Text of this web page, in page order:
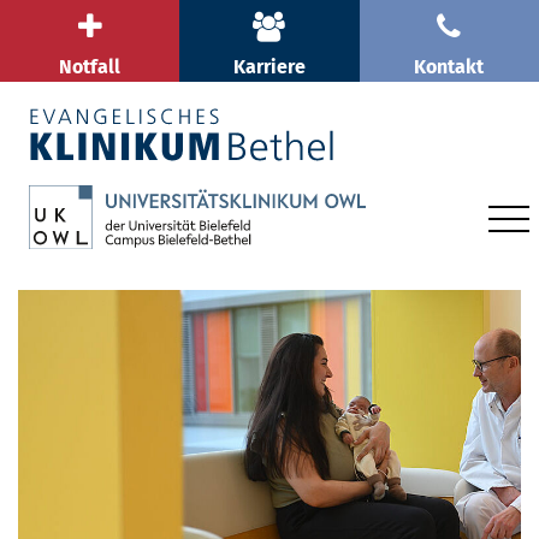
Notfall Karriere Kontakt